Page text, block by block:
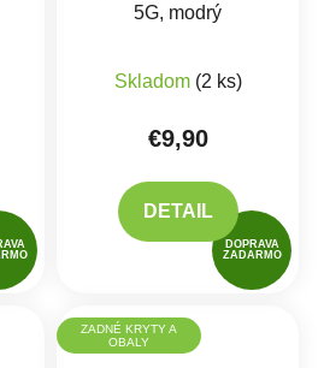
DOPRAVA
ZADARMO
5G, modrý
Skladom (2 ks)
€9,90
DETAIL
ZADNÉ KRYTY A
OBALY